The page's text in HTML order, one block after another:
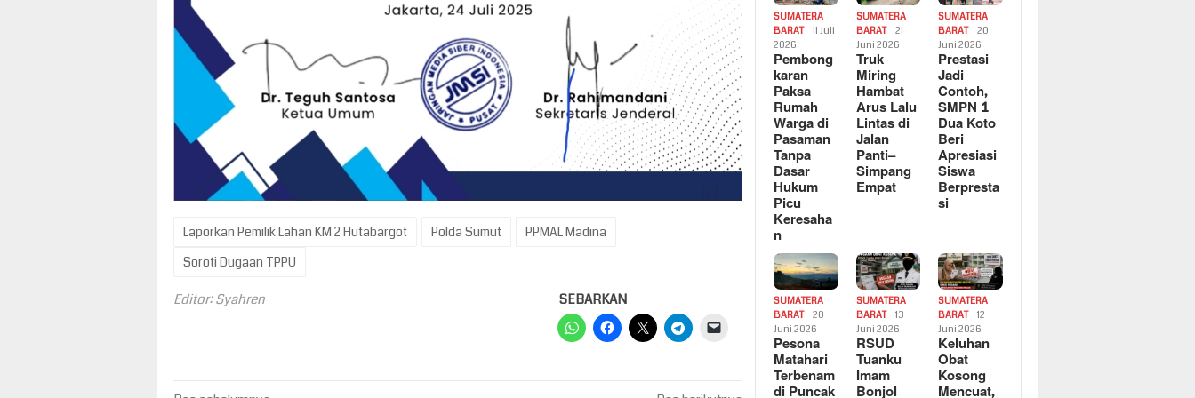
Laporkan Pemilik Lahan KM 2 Hutabargot Polda Sumut
PPMAL Madina
Soroti Dugaan TPPU
Editor: Syahren SEBARKAN
SUMATERA
BARAT
11 Juli
2026
Pembong
karan
Paksa
Rumah
Warga di
Pasaman
Tanpa
Dasar
Hukum
Picu
Keresaha
n
SUMATERA
BARAT
21
Juni 2026
Truk
Miring
Hambat
Arus Lalu
Lintas di
Jalan
Panti–
Simpang
Empat
SUMATERA
BARAT
20
Juni 2026
Prestasi
Jadi
Contoh,
SMPN 1
Dua Koto
Beri
Apresiasi
Siswa
Berpresta
si
SUMATERA
BARAT
20
Juni 2026
Pesona
Matahari
Terbenam
di Puncak
SUMATERA
BARAT
13
Juni 2026
RSUD
Tuanku
Imam
Bonjol
SUMATERA
BARAT
12
Juni 2026
Keluhan
Obat
Kosong
Mencuat,